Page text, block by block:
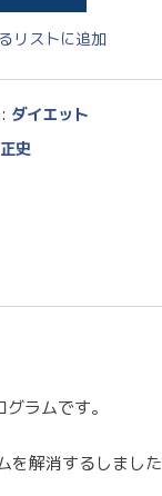
リストに追加
ダイエット
史
ラムです。
解消するしました